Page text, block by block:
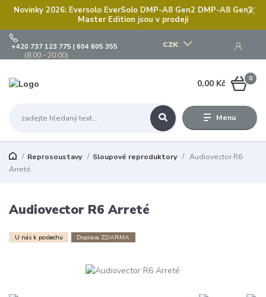
Novinky 2026: Eversolo EverSolo DMP-A8 Gen2 DMP-A8 Gen2
Master Edition jsou v prodeji
Menu
CZK
+420 737 123 775 | 604 605 355
(8:00 - 20:00)
0
0,00 Kč
Reprosoustavy Sloupové reproduktory
Audiovector R6
Arreté
Audiovector R6 Arreté
U nás k poslechu Doprava ZDARMA